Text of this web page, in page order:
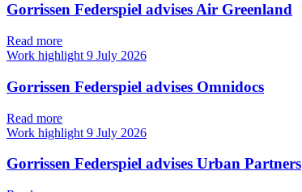
Gorrissen Federspiel advises Air Greenland
Read more
Work highlight 9 July 2026
Gorrissen Federspiel advises Omnidocs
Read more
Work highlight 9 July 2026
Gorrissen Federspiel advises Urban Partners